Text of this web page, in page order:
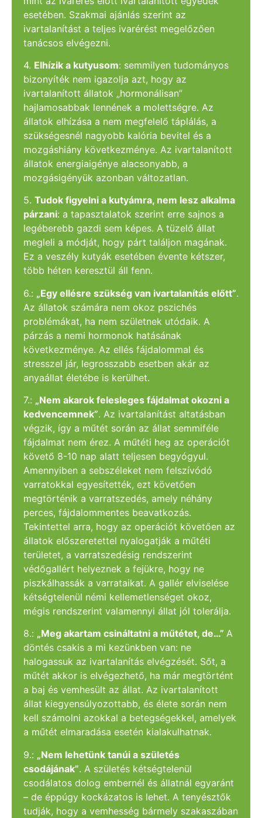
esetében. Szakmai ajánlás szerint az
ivartalanítást a teljes ivarérést megelőzően
tanácsos elvégezni.
4. Elhízik a kutyusom: semmilyen tudományos
bizonyíték nem igazolja azt, hogy az
ivartalanított állatok „hormonálisan”
hajlamosabbak lennének a molettségre. Az
állatok elhízása a nem megfelelő táplálás, a
szükségesnél nagyobb kalória bevitel és a
mozgáshiány következménye. Az ivartalanított
állatok energiaigénye alacsonyabb, a
mozgásigényük azonban változatlan.
5. Tudok figyelni a kutyámra, nem lesz alkalma
párzani: a tapasztalatok szerint erre sajnos a
legéberebb gazdi sem képes. A tüzelő állat
megleli a módját, hogy párt találjon magának.
Ez a veszély kutyák esetében évente kétszer,
több héten keresztül áll fenn.
6.: „Egy ellésre szükség van ivartalanítás előtt”.
Az állatok számára nem okoz pszichés
problémákat, ha nem születnek utódaik. A
párzás a nemi hormonok hatásának
következménye. Az ellés fájdalommal és
stresszel jár, legrosszabb esetben akár az
anyaállat életébe is kerülhet.
7.: „Nem akarok felesleges fájdalmat okozni a
kedvencemnek”. Az ivartalanítást altatásban
végzik, így a műtét során az állat semmiféle
fájdalmat nem érez. A műtéti heg az operációt
követő 8-10 nap alatt teljesen begyógyul.
Amennyiben a sebszéleket nem felszívódó
varratokkal egyesítették, ezt követően
megtörténik a varratszedés, amely néhány
perces, fájdalommentes beavatkozás.
Tekintettel arra, hogy az operációt követően az
állatok előszeretettel nyalogatják a műtéti
területet, a varratszedésig rendszerint
védőgallért helyeznek a fejükre, hogy ne
piszkálhassák a varrataikat. A gallér elviselése
kétségtelenül némi kellemetlenséget okoz,
mégis rendszerint valamennyi állat jól tolerálja.
8.: „Meg akartam csináltatni a műtétet, de…” A
döntés csakis a mi kezünkben van: ne
halogassuk az ivartalanítás elvégzését. Sőt, a
műtét akkor is elvégezhető, ha már megtörtént
a baj és vemhesült az állat. Az ivartalanított
állat kiegyensúlyozottabb, és élete során nem
kell számolni azokkal a betegségekkel, amelyek
a műtét elmaradása esetén kialakulhatnak.
9.: „Nem lehetünk tanúi a születés
csodájának”. A születés kétségtelenül
csodálatos dolog embernél és állatnál egyaránt
– de éppúgy kockázatos is lehet. A tenyésztők
tudják, hogy a vemhesség bármely szakaszában